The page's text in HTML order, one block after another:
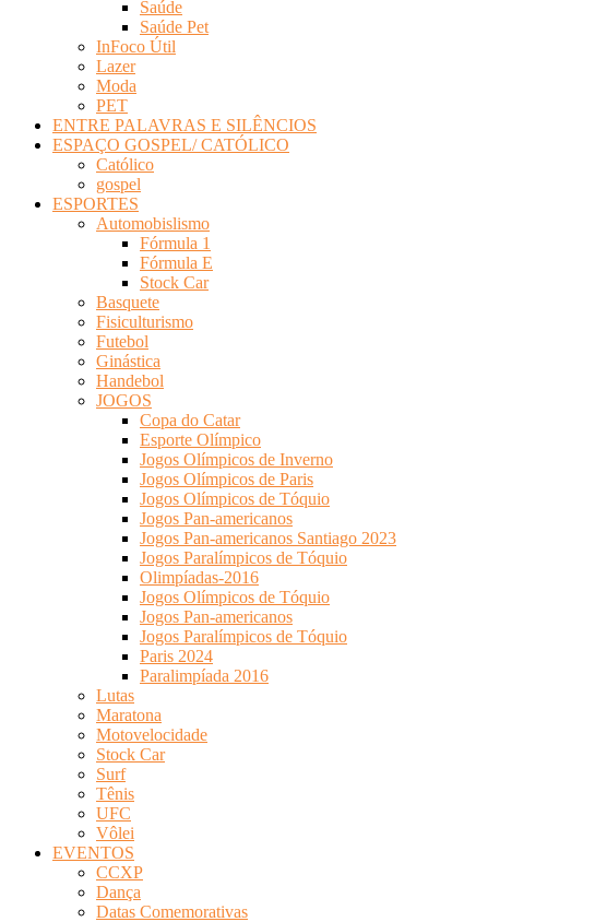
Saúde
Saúde Pet
InFoco Útil
Lazer
Moda
PET
ENTRE PALAVRAS E SILÊNCIOS
ESPAÇO GOSPEL/ CATÓLICO
Católico
gospel
ESPORTES
Automobislismo
Fórmula 1
Fórmula E
Stock Car
Basquete
Fisiculturismo
Futebol
Ginástica
Handebol
JOGOS
Copa do Catar
Esporte Olímpico
Jogos Olímpicos de Inverno
Jogos Olímpicos de Paris
Jogos Olímpicos de Tóquio
Jogos Pan-americanos
Jogos Pan-americanos Santiago 2023
Jogos Paralímpicos de Tóquio
Olimpíadas-2016
Jogos Olímpicos de Tóquio
Jogos Pan-americanos
Jogos Paralímpicos de Tóquio
Paris 2024
Paralimpíada 2016
Lutas
Maratona
Motovelocidade
Stock Car
Surf
Tênis
UFC
Vôlei
EVENTOS
CCXP
Dança
Datas Comemorativas